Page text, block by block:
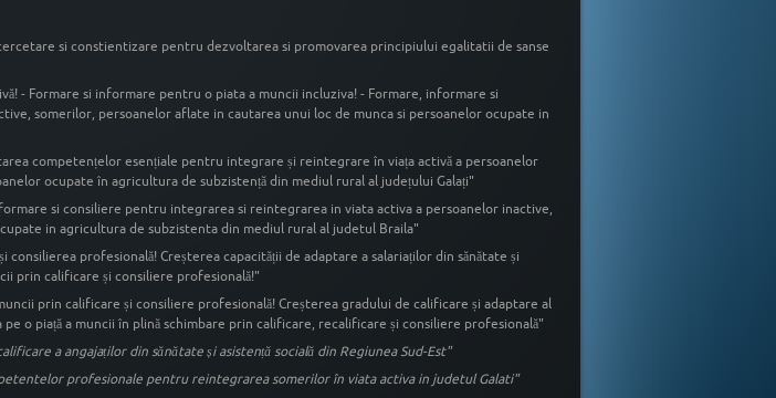
si constientizare pentru dezvoltarea si promovarea principiului egalitatii de sanse
- Formare si informare pentru o piata a muncii incluziva! - Formare, informare si
somerilor, persoanelor aflate in cautarea unui loc de munca si persoanelor ocupate in
competențelor esențiale pentru integrare și reintegrare în viața activă a persoanelor
ocupate în agricultura de subzistență din mediul rural al județului Galați"
si consiliere pentru integrarea si reintegrarea in viata activa a persoanelor inactive,
in agricultura de subzistenta din mediul rural al judetul Braila"
consilierea profesională! Creșterea capacității de adaptare a salariaților din sănătate și
prin calificare și consiliere profesională!"
prin calificare și consiliere profesională! Creșterea gradului de calificare și adaptare al
o piață a muncii în plină schimbare prin calificare, recalificare și consiliere profesională"
a angajaților din sănătate și asistență socială din Regiunea Sud-Est"
profesionale pentru reintegrarea somerilor în viata activa in judetul Galati"